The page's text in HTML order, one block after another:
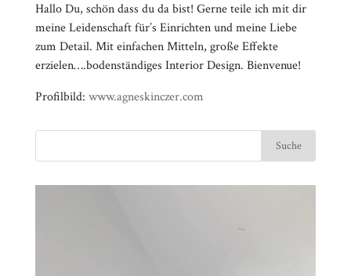
Hallo Du, schön dass du da bist! Gerne teile ich mit dir
meine Leidenschaft für’s Einrichten und meine Liebe
zum Detail. Mit einfachen Mitteln, große Effekte
erzielen….bodenständiges Interior Design. Bienvenue!
Profilbild: www.agneskinczer.com